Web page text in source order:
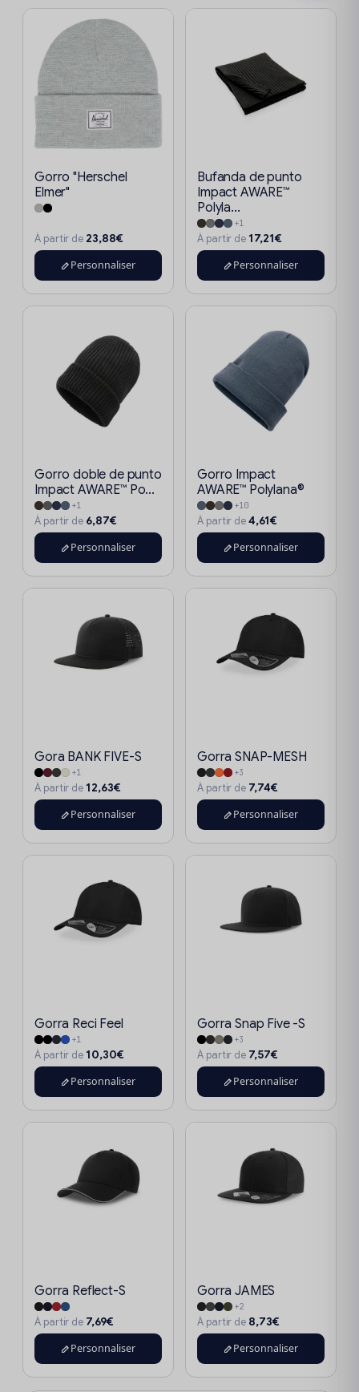
Gorro "Herschel
Elmer"
À partir de 23,88€
Personnaliser
Bufanda de punto
Impact AWARE™
Polyla...
+1
À partir de 17,21€
Personnaliser
Gorro doble de punto
Impact AWARE™ Po...
+1
À partir de 6,87€
Personnaliser
Gorro Impact
AWARE™ Polylana®
+10
À partir de4,61€
Personnaliser
Gora BANK FIVE-S
+1
À partir de 12,63€
Personnaliser
Gorra SNAP-MESH
+3
À partir de 7,74€
Personnaliser
Gorra Reci Feel
+1
À partir de 10,30€
Personnaliser
Gorra Snap Five -S
+3
À partir de 7,57€
Personnaliser
Gorra Reflect-S
À partir de 7,69€
Personnaliser
Gorra JAMES
+2
À partir de 8,73€
Personnaliser